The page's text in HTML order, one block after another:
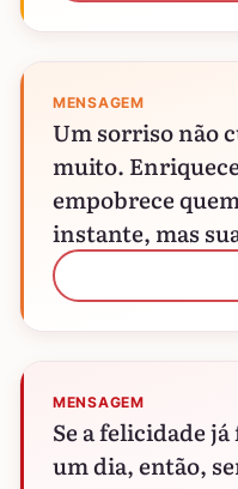
MENSAGEM
Um sorriso não
muito.
empobrece
instante, mas
Ninguém é…
MENSAGEM
Se a felicidade
um dia, então,